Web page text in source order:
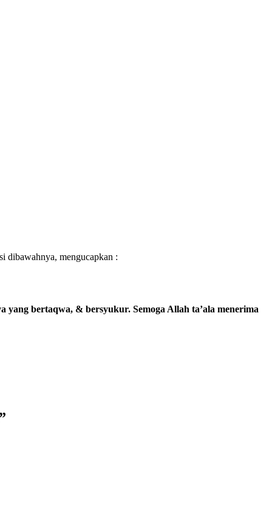
dibawahnya, mengucapkan :
bertaqwa, & bersyukur. Semoga Allah ta’ala menerima